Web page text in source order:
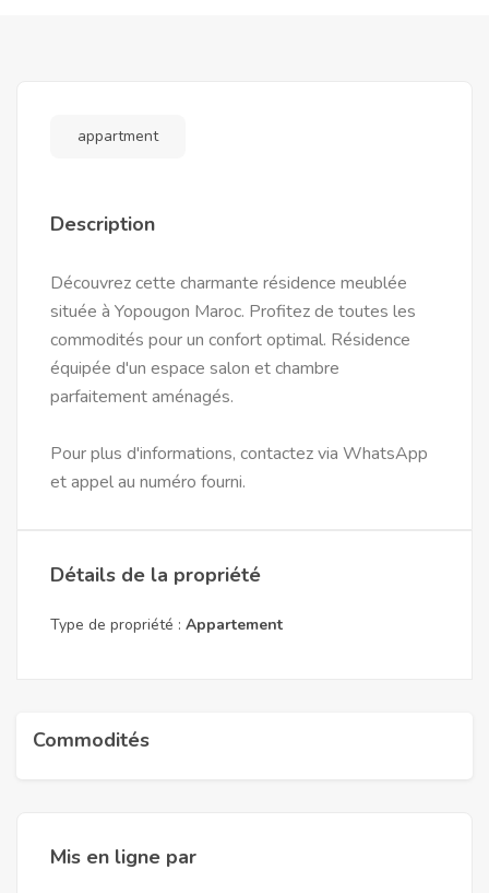
appartment
Description
Découvrez cette charmante résidence meublée
située à Yopougon Maroc. Profitez de toutes les
commodités pour un confort optimal. Résidence
équipée d'un espace salon et chambre
parfaitement aménagés.
Pour plus d'informations, contactez via WhatsApp
et appel au numéro fourni.
Détails de la propriété
Type de propriété : Appartement
Commodités
Mis en ligne par